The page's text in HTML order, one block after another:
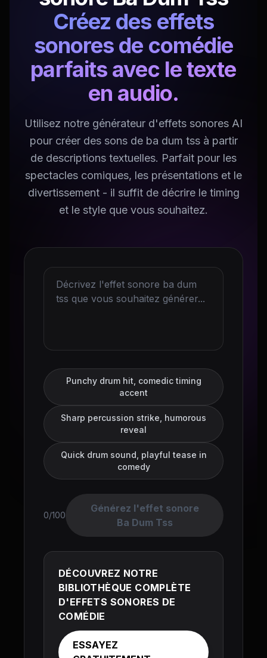
Créez des effets
sonores de comédie
parfaits avec le texte
en audio.
Utilisez notre générateur d'effets sonores AI
pour créer des sons de ba dum tss à partir
de descriptions textuelles. Parfait pour les
spectacles comiques, les présentations et le
divertissement - il suffit de décrire le timing
et le style que vous souhaitez.
Punchy drum hit, comedic timing
accent
Sharp percussion strike, humorous
reveal
Quick drum sound, playful tease in
comedy
0/100
Générez l'effet sonore
Ba Dum Tss
DÉCOUVREZ NOTRE
BIBLIOTHÈQUE COMPLÈTE
D'EFFETS SONORES DE
COMÉDIE
ESSAYEZ